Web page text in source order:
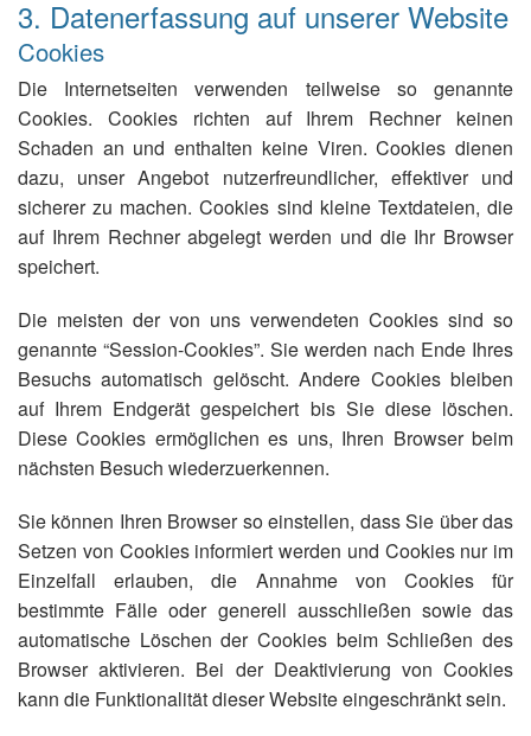
3. Datenerfassung auf unserer Website
Cookies
Die Internetseiten verwenden teilweise so genannte
Cookies. Cookies richten auf Ihrem Rechner keinen
Schaden an und enthalten keine Viren. Cookies dienen
dazu, unser Angebot nutzerfreundlicher, effektiver und
sicherer zu machen. Cookies sind kleine Textdateien, die
auf Ihrem Rechner abgelegt werden und die Ihr Browser
speichert.
Die meisten der von uns verwendeten Cookies sind so
genannte “Session-Cookies”. Sie werden nach Ende Ihres
Besuchs automatisch gelöscht. Andere Cookies bleiben
auf Ihrem Endgerät gespeichert bis Sie diese löschen.
Diese Cookies ermöglichen es uns, Ihren Browser beim
nächsten Besuch wiederzuerkennen.
Sie können Ihren Browser so einstellen, dass Sie über das
Setzen von Cookies informiert werden und Cookies nur im
Einzelfall erlauben, die Annahme von Cookies für
bestimmte Fälle oder generell ausschließen sowie das
automatische Löschen der Cookies beim Schließen des
Browser aktivieren. Bei der Deaktivierung von Cookies
kann die Funktionalität dieser Website eingeschränkt sein.